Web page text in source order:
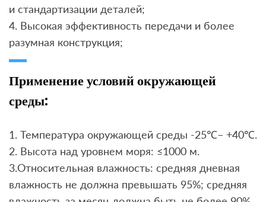
и стандартизации деталей;
4. Высокая эффективность передачи и более
разумная конструкция;
Применение условий окружающей
среды:
1. Температура окружающей среды -25℃– +40℃.
2. Высота над уровнем моря: ≤1000 м.
3.Относительная влажность: средняя дневная
влажность не должна превышать 95%; средняя